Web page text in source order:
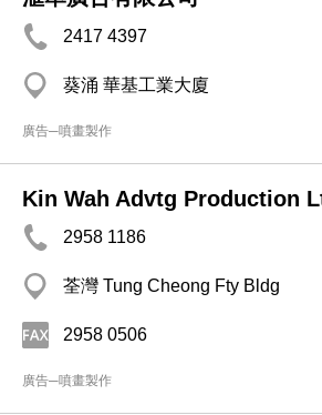
2417 4397
葵涌 華基工業大廈
廣告─噴畫製作
Kin Wah Advtg Production
2958 1186
荃灣 Tung Cheong Fty Bldg
2958 0506
廣告─噴畫製作